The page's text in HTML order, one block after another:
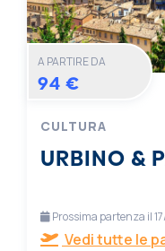
A PARTIRE DA
94 €
CULTURA
URBINO &
Prossima partenza il
Vedi tutte le